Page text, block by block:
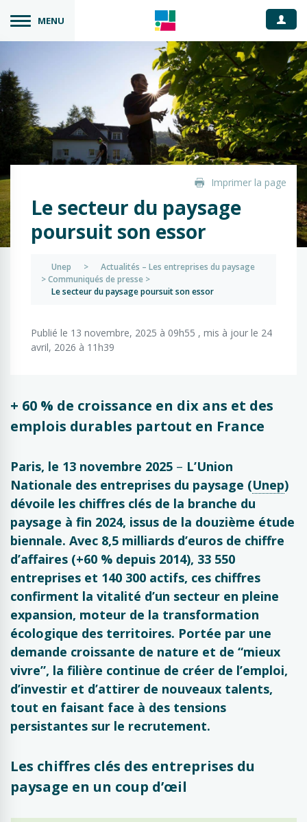
MENU
Imprimer la page
Le secteur du paysage
poursuit son essor
Unep >
Actualités – Les entreprises du paysage
>Communiqués de presse >
Le secteur du paysage poursuit son essor
Publié le 13 novembre, 2025 à 09h55 , mis à jour le 24
avril, 2026 à 11h39
+ 60 % de croissance en dix ans et des
emplois durables partout en France
Paris, le 13 novembre 2025 – L’Union
Nationale des entreprises du paysage (Unep)
dévoile les chiffres clés de la branche du
paysage à fin 2024, issus de la douzième étude
biennale. Avec 8,5 milliards d’euros de chiffre
d’affaires (+60 % depuis 2014), 33 550
entreprises et 140 300 actifs, ces chiffres
confirment la vitalité d’un secteur en pleine
expansion, moteur de la transformation
écologique des territoires. Portée par une
demande croissante de nature et de “mieux
vivre”, la filière continue de créer de l’emploi,
d’investir et d’attirer de nouveaux talents,
tout en faisant face à des tensions
persistantes sur le recrutement.
Les chiffres clés des entreprises du
paysage en un coup d’œil